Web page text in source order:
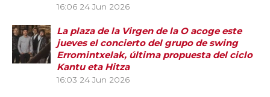
16:06 24 Jun 2026
La plaza de la Virgen de la O acoge este
jueves el concierto del grupo de swing
Erromintxelak, última propuesta del ciclo
Kantu eta Hitza
16:03 24 Jun 2026